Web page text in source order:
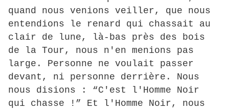
quand nous venions veiller, que nous
entendions le renard qui chassait au
clair de lune, là-bas près des bois
de la Tour, nous n'en menions pas
large. Personne ne voulait passer
devant, ni personne derrière. Nous
nous disions : “C'est l'Homme Noir
qui chasse !” Et l'Homme Noir, nous